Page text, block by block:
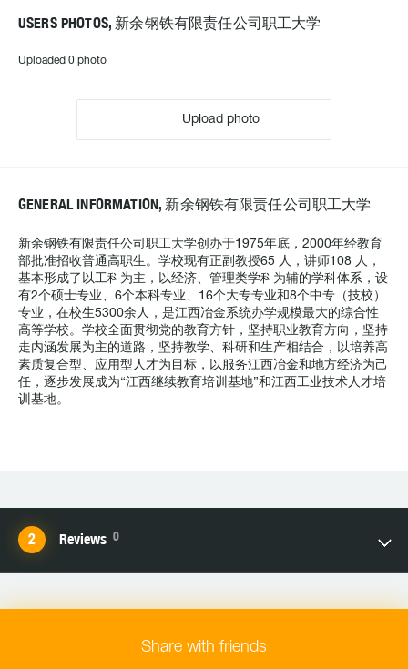
USERS PHOTOS, 新余钢铁有限责任公司职工大学
Uploaded 0 photo
Upload photo
GENERAL INFORMATION, 新余钢铁有限责任公司职工大学
新余钢铁有限责任公司职工大学创办于1975年底，2000年经教育
部批准招收普通高职生。学校现有正副教授65 人，讲师108 人，
基本形成了以工科为主，以经济、管理类学科为辅的学科体系，设
有2个硕士专业、6个本科专业、16个大专专业和8个中专（技校）
专业，在校生5300余人，是江西冶金系统办学规模最大的综合性
高等学校。学校全面贯彻党的教育方针，坚持职业教育方向，坚持
走内涵发展为主的道路，坚持教学、科研和生产相结合，以培养高
素质复合型、应用型人才为目标，以服务江西冶金和地方经济为己
任，逐步发展成为“江西继续教育培训基地”和江西工业技术人才培
训基地。
Reviews 0
Share with friends